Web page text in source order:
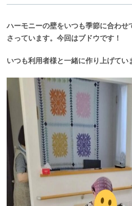
ハーモニーの壁をいつも季節に合わせ
さっています。今回はブドウです！
いつも利用者様と一緒に作り上げてい